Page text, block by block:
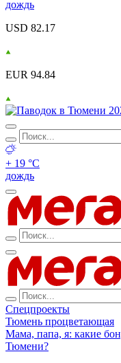
дождь
USD 82.17
EUR 94.84
+ 19 °С
дождь
Спецпроекты
Тюмень процветающая
Мама, папа, я: какие
Тюмени?